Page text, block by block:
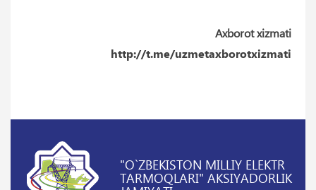
Axborot xizmati
http://t.me/uzmetaxborotxizmati
"O`ZBEKISTON MILLIY ELEKTR
TARMOQLARI" AKSIYADORLIK